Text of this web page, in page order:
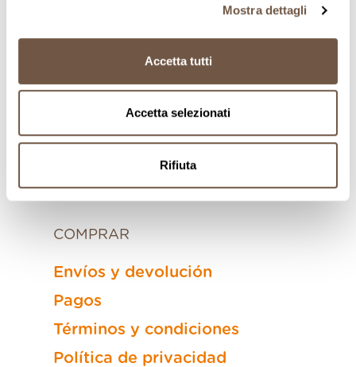
Mostra dettagli
Accetta tutti
Accetta selezionati
Rifiuta
Mista Mancini Recetas
Nonno Mariano
FCI Federciclismo
COMPRAR
Envíos y devolución
Pagos
Términos y condiciones
Política de privacidad